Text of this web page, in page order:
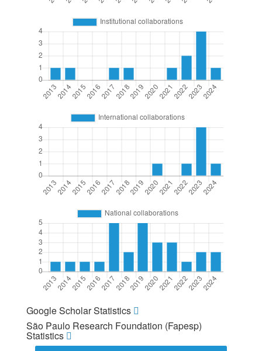
Google Scholar Statistics
São Paulo Research Foundation (Fapesp)
Statistics